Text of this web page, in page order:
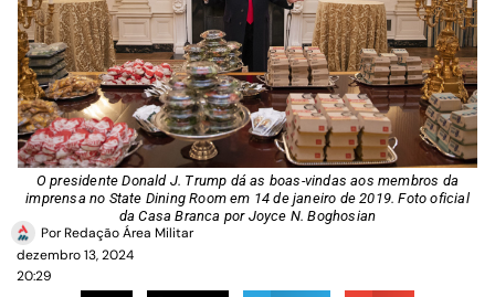
O presidente Donald J. Trump dá as boas-vindas aos membros da
imprensa no State Dining Room em 14 de janeiro de 2019. Foto oficial
da Casa Branca por Joyce N. Boghosian
PorRedação Área Militar
dezembro 13, 2024
20:29